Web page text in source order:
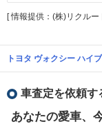
[ 情報提供：(株)リクルー
トヨタ ヴォクシー ハイ
車査定を依頼す
あなたの愛車、